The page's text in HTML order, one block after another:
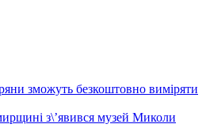
зможуть безкоштовно виміряти
з\’явився музей Миколи